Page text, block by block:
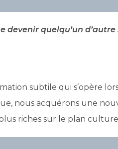
devenir quelqu’un d’autre
subtile qui s’opère
nous acquérons une
riches sur le plan